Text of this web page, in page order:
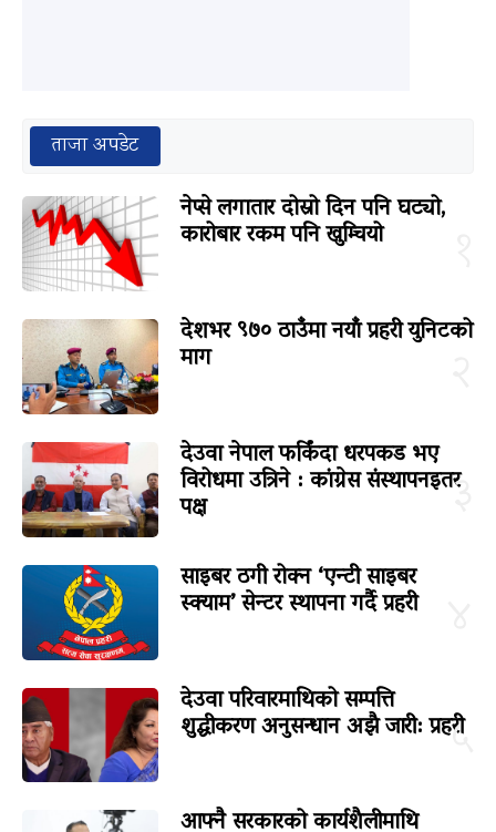
ताजा अपडेट
नेप्से लगातार दोस्रो दिन पनि घट्यो,
कारोबार रकम पनि खुम्चियो
देशभर ९७० ठाउँमा नयाँ प्रहरी युनिटको
माग
३
देउवा नेपाल फर्किंदा धरपकड भए
विरोधमा उत्रिने : कांग्रेस संस्थापनइतर
पक्ष
साइबर ठगी रोक्न ‘एन्टी साइबर
स्क्याम’ सेन्टर स्थापना गर्दै प्रहरी
५
देउवा परिवारमाथिको सम्पत्ति
शुद्धीकरण अनुसन्धान अझै जारी: प्रहरी